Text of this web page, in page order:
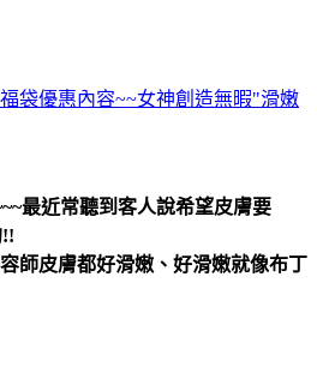
袋優惠內容~~女神創造無暇"滑嫩
最近常聽到客人說希望皮膚要
師皮膚都好滑嫩、好滑嫩就像布丁